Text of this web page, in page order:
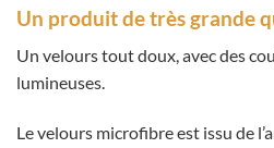
Un produit de très grande
Un velours tout doux, avec des
lumineuses.
Le velours microfibre est issu de